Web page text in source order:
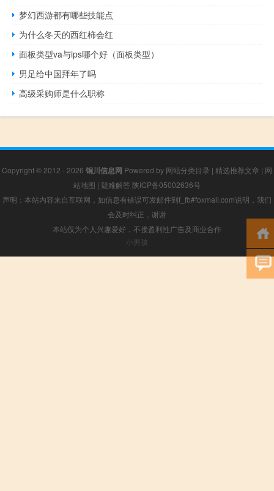
梦幻西游都有哪些技能点
为什么冬天的西红柿会红
面板类型va与ips哪个好（面板类型）
男足给中国拜年了吗
高级采购师是什么职称
Copyright © 2012 - 2026 铜川信息网 Powered by 网站分类目录 | 精选推荐文章 | 网
站地图 | 疑难解答 陕ICP备05002636号
声明：本站内容来自互联网，如信息有错误可发邮件到f_fb#foxmail.com说明，我们
会及时纠正，谢谢
本站仅为个人兴趣爱好，不接盈利性广告及商业合作
小男孩